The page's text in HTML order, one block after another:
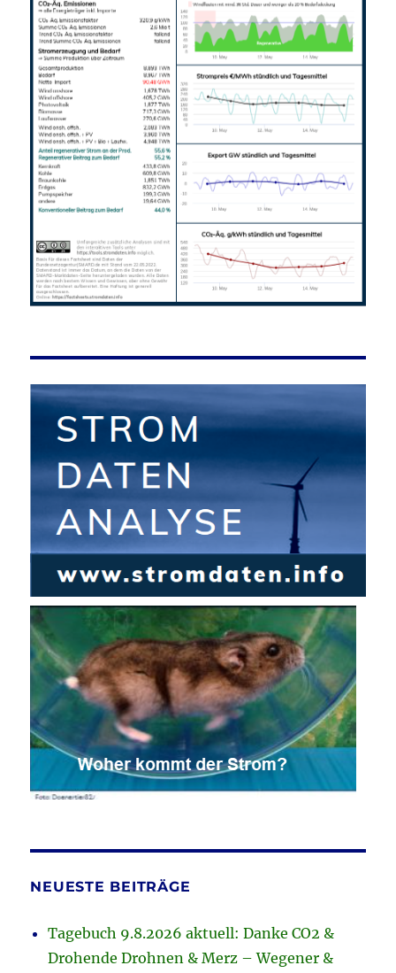
NEUESTE BEITRÄGE
Tagebuch 9.8.2026 aktuell: Danke CO2 &
Drohende Drohnen & Merz – Wegener &